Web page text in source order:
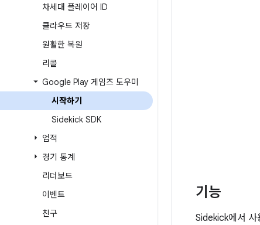
차세대 플레이어 ID
클라우드 저장
원활한 복원
리콜
Google Play 게임즈 도우미
시작하기
Sidekick SDK
업적
경기 통계
리더보드
이벤트
친구
기능
Sidekick에서